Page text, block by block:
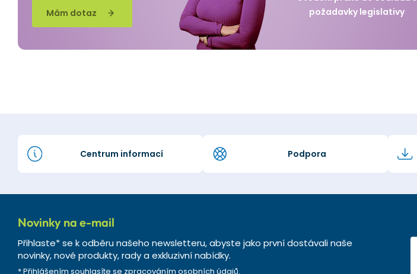
Mám dotaz
požadavky legislativy
Centrum informací Podpora
Novinky na e-mail
Přihlaste* se k odběru našeho newsletteru, abyste jako první dostávali naše
novinky, nové produkty, rady a exkluzivní nabídky.
* Přihlášením souhlasíte se zpracováním osobních údajů.